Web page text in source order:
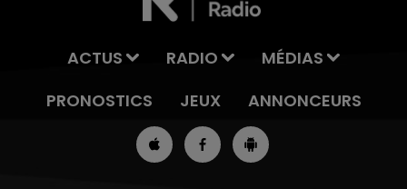
ACTUS RADIO
MÉDIAS
PRONOSTICS
JEUX ANNONCEURS